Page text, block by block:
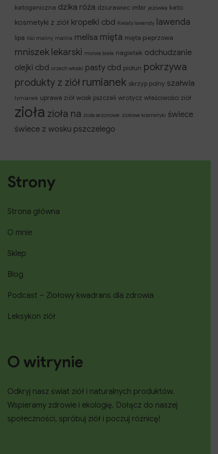
ketogeniczna dzika róża dziurawiec imbir jeżówka keto
kosmetyki z ziół kropelki cbd Kwiaty lawendy lawenda
lipa liść maliny malina melisa mięta mięta pieprzowa
mniszek lekarski morwa biała nagietek odchudzanie
olejki cbd orzech włoski pasty cbd piołun pokrzywa
produkty z ziół rumianek skrzyp polny szałwia
tymianek uprawa ziół wosk pszczeli wrotycz właściwości ziół
zioła zioła na zioła sezonowe ziołowe kosmetyki świece
świece z wosku pszczelego
Strony
Strona główna
O mnie
Sklep
Blog
Podcast – Ziołowy kwadrans dla zdrowia
Leksykon ziół
O witrynie
Odkryj nasz świat ziół i naturalnych produktów.
Wspieramy zdrowie i ekologię. Dołącz do naszej
społeczności, spróbuj ziół i poczuj różnicę!